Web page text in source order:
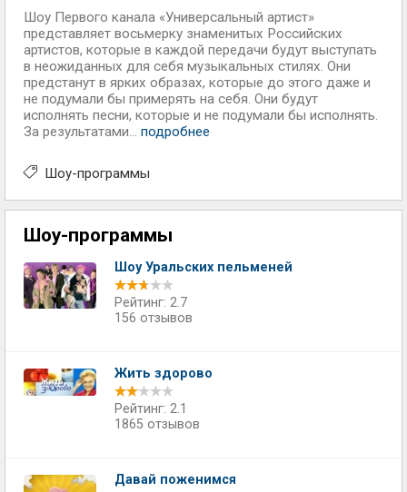
Шоу Первого канала «Универсальный артист»
представляет восьмерку знаменитых Российских
артистов, которые в каждой передачи будут выступать
в неожиданных для себя музыкальных стилях. Они
предстанут в ярких образах, которые до этого даже и
не подумали бы примерять на себя. Они будут
исполнять песни, которые и не подумали бы исполнять.
За результатами... подробнее
Шоу-программы
Шоу-программы
Шоу Уральских пельменей
Рейтинг: 2.7
156 отзывов
Жить здорово
Рейтинг: 2.1
1865 отзывов
Давай поженимся